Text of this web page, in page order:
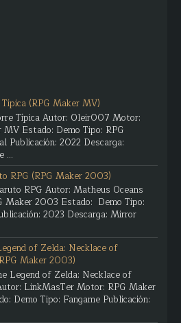
(RPG Maker MV)
Típica Autor: Oleir007 Motor:
MV Estado: Demo Tipo: RPG
Publicación: 2022 Descarga:
...
RPG (RPG Maker 2003)
RPG Autor: Matheus Oceans
Maker 2003 Estado: Demo Tipo:
2023 Descarga: Mirror
of Zelda: Necklace of
Maker 2003)
Legend of Zelda: Necklace of
LinkMasTer Motor: RPG Maker
Demo Tipo: Fangame Publicación: